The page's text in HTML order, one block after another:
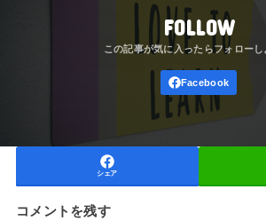
FOLLOW
シェア
コメントを残す